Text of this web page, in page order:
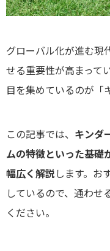
グローバル化が進む現
せる重要性が高まって
目を集めているのが「
この記事では、 キンダ
ムの特徴といった基礎
幅広く解説します。お
しているので、通わせ
ください。